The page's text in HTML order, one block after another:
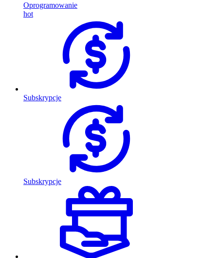
Oprogramowanie
hot
Subskrypcje
Subskrypcje